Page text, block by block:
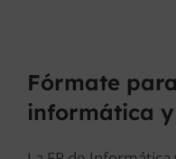
Fórmate
informática